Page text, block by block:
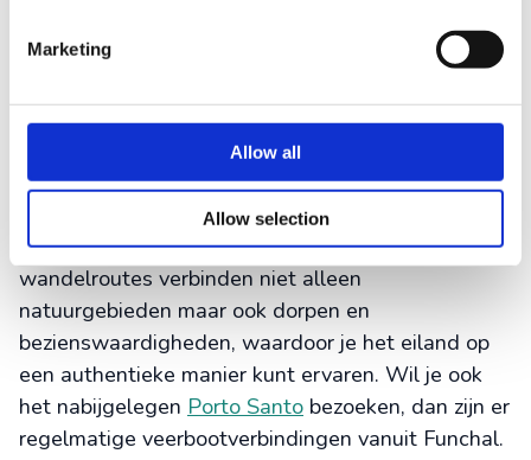
Marketing
Allow all
Allow selection
Voor kortere afstanden binnen steden zijn er ook
tuk-tuksen elektrische scooters beschikbaar. Deze
zijn vooral populair in Funchal voor sightseeing en
korte ritten tussen attracties.
Wandelen blijft een belangrijke vervoersvorm,
vooral via de levadapaden. Deze historische
wandelroutes verbinden niet alleen
natuurgebieden maar ook dorpen en
bezienswaardigheden, waardoor je het eiland op
een authentieke manier kunt ervaren. Wil je ook
het nabijgelegen Porto Santo bezoeken, dan zijn er
regelmatige veerbootverbindingen vanuit Funchal.